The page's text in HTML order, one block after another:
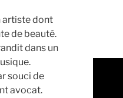
artiste dont
de beauté.
dans un
souci de
avocat.